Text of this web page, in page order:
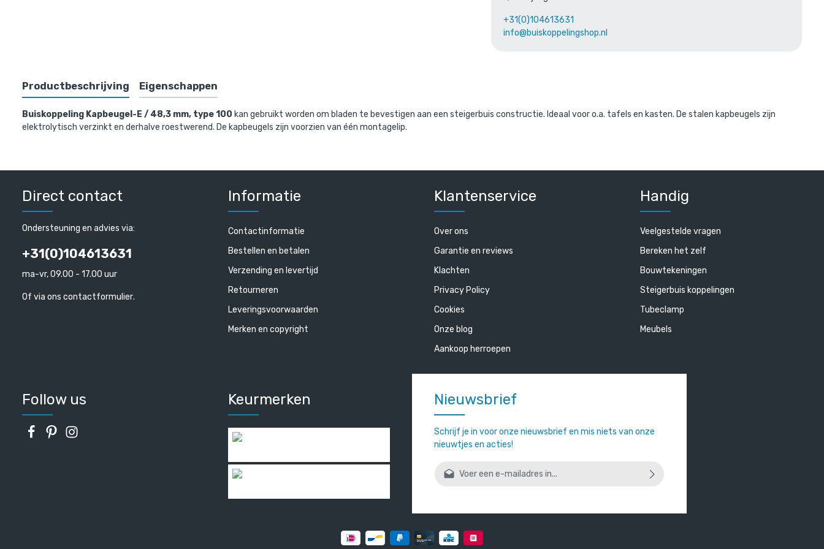
+31(0)104613631
info@buiskoppelingshop.nl
Productbeschrijving Eigenschappen
Buiskoppeling Kapbeugel-E / 48,3 mm, type 100 kan gebruikt worden om bladen te bevestigen aan een steigerbuis constructie. Ideaal voor o.a. tafels en kasten. De stalen kapbeugels zijn
elektrolytisch verzinkt en derhalve roestwerend. De kapbeugels zijn voorzien van één montagelip.
stuks)
€ 147,00 incl. BTW
€ 121,49 excl. BTW
€ 15,13 incl. BTW / per meter
€ 12,50 excl. BTW
Nieuwsbrief
Schrijf je in voor onze nieuwsbrief en mis niets van onze
nieuwtjes en acties!
E-mailadres*
Follow us Keurmerken
Direct contact
Ondersteuning en advies via:
+31(0)104613631
ma-vr, 09.00 - 17.00 uur
Of via ons contactformulier.
Informatie
Contactinformatie
Bestellen en betalen
Verzending en levertijd
Retourneren
Leveringsvoorwaarden
Merken en copyright
Klantenservice
Over ons
Garantie en reviews
Klachten
Privacy Policy
Cookies
Onze blog
Aankoop herroepen
Handig
Veelgestelde vragen
Bereken het zelf
Bouwtekeningen
Steigerbuis koppelingen
Tubeclamp
Meubels